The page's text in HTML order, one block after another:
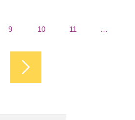
9 10 11 …